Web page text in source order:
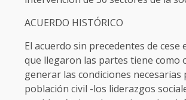
ACUERDO HISTÓRICO
El acuerdo sin precedentes de cese
que llegaron las partes tiene como
generar las condiciones necesarias
población civil -los liderazgos